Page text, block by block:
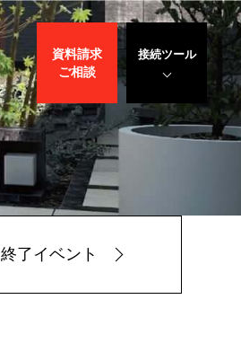
接続ツール
遠隔サポート
サリバン先生
WEBデモ
サポート
資料請求
ご相談
終了イベント